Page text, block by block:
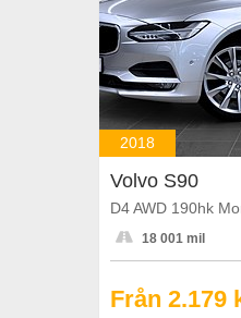
2018
Volvo S90
D4 AWD 190hk
 18 001 mil
Från 2.179